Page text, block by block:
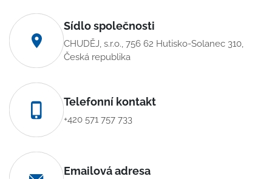
Sídlo společnosti
CHUDĚJ, s.r.o., 756 62 Hutisko-Solanec 310,
Česká republika
Telefonní kontakt
+420 571 757 733
Emailová adresa